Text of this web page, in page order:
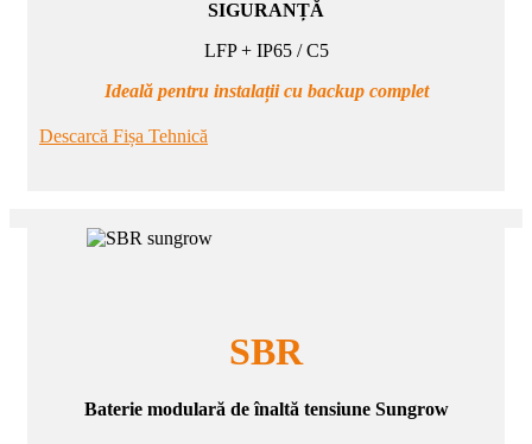
SIGURANȚĂ
LFP + IP65 / C5
Ideală pentru instalații cu backup complet
Descarcă Fișa Tehnică
SBR
Baterie modulară de înaltă tensiune Sungrow